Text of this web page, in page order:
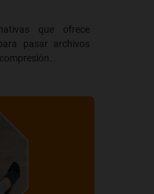
que ofrece
pasar archivos